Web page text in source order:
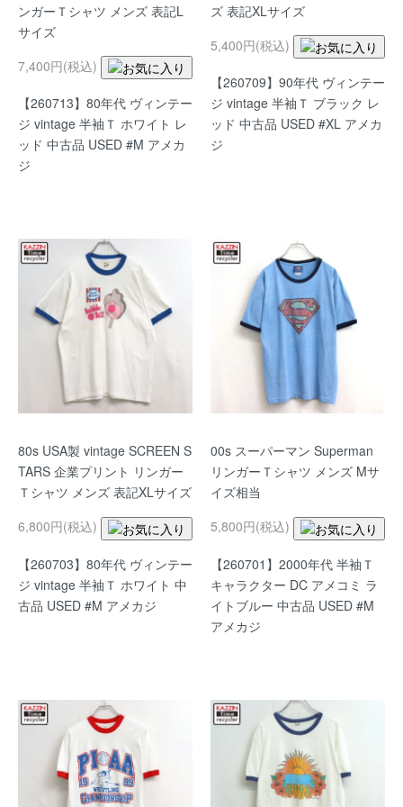
ンガーＴシャツ メンズ 表記L
サイズ
7,400円(税込)
【260713】80年代 ヴィンテー
ジ vintage 半袖Ｔ ホワイト レ
ッド 中古品 USED #M アメカ
ジ
ズ 表記XLサイズ
5,400円(税込)
【260709】90年代 ヴィンテー
ジ vintage 半袖Ｔ ブラック レ
ッド 中古品 USED #XL アメカ
ジ
80s USA製 vintage SCREEN S
TARS 企業プリント リンガー
Ｔシャツ メンズ 表記XLサイズ
6,800円(税込)
【260703】80年代 ヴィンテー
ジ vintage 半袖Ｔ ホワイト 中
古品 USED #M アメカジ
00s スーパーマン Superman
リンガーＴシャツ メンズ Mサ
イズ相当
5,800円(税込)
【260701】2000年代 半袖Ｔ
キャラクター DC アメコミ ラ
イトブルー 中古品 USED #M
アメカジ